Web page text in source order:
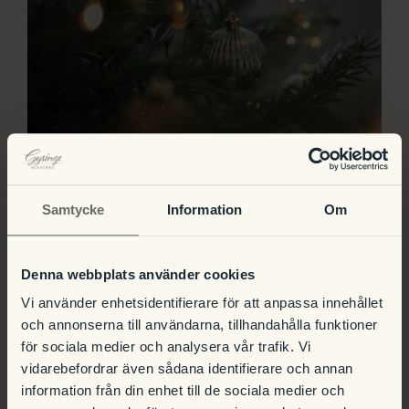
Samtycke Information Om
Denna webbplats använder cookies
Vi använder enhetsidentifierare för att anpassa innehållet
och annonserna till användarna, tillhandahålla funktioner
för sociala medier och analysera vår trafik. Vi
vidarebefordrar även sådana identifierare och annan
information från din enhet till de sociala medier och
11
Klassisches Weihnachtsbuffet
im Gysinge Herrgård
17:00 Uhr-22:00 Uhr